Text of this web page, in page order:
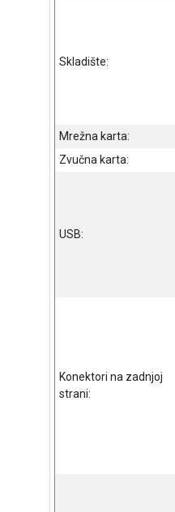
Skladište:
Mrežna karta:
Zvučna karta:
USB:
Konektori na zadnjoj
strani: